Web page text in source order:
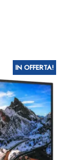
IN OFFERTA!